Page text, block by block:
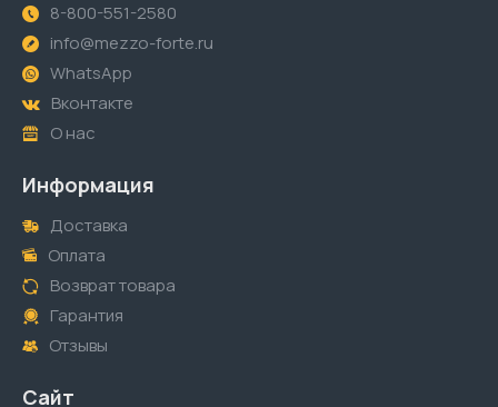
8-800-551-2580
info@mezzo-forte.ru
WhatsApp
Вконтакте
О нас
Информация
Доставка
Оплата
Возврат товара
Гарантия
Отзывы
Сайт